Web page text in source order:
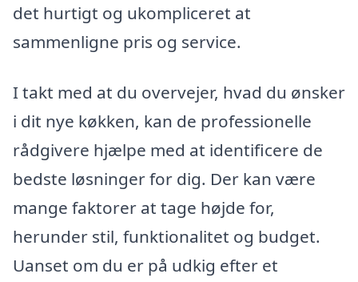
det hurtigt og ukompliceret at
sammenligne pris og service.
I takt med at du overvejer, hvad du ønsker
i dit nye køkken, kan de professionelle
rådgivere hjælpe med at identificere de
bedste løsninger for dig. Der kan være
mange faktorer at tage højde for,
herunder stil, funktionalitet og budget.
Uanset om du er på udkig efter et